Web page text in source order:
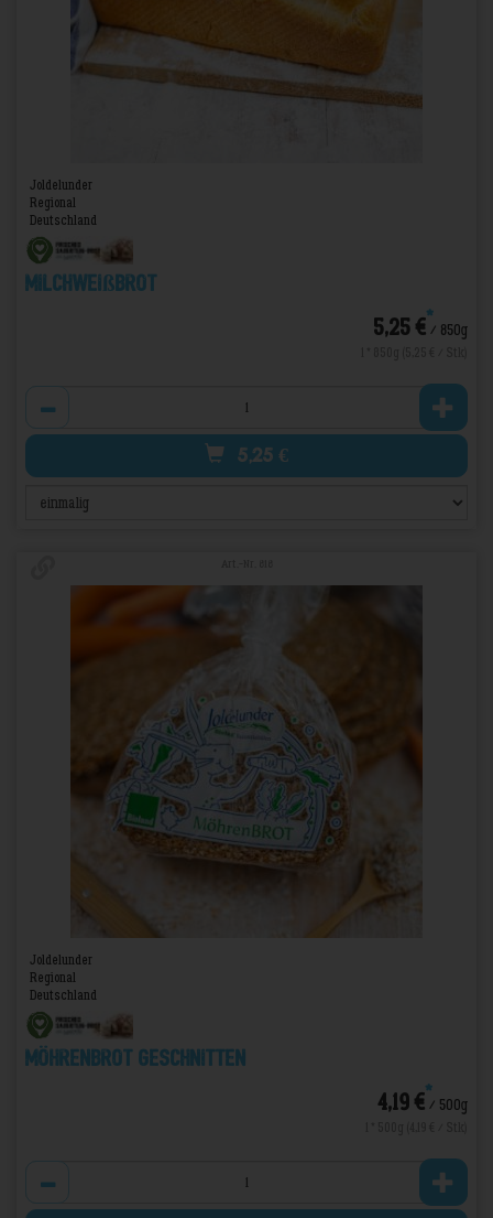
Joldelunder
Regional
Deutschland
Milchweißbrot
5,25 €*/ 850g
5,25 €
Joldelunder
Regional
Deutschland
Möhrenbrot geschnitten
4,19 €*/ 500g